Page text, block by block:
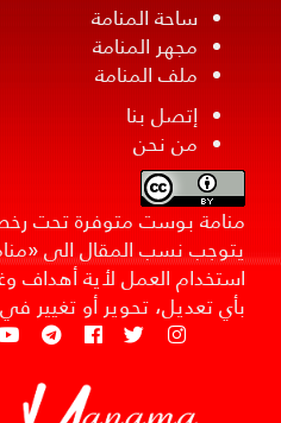
ساحة المنامة
مجهر المنامة
ملف المنامة
إتصل بنا
من نحن
يتوجب نسب المقال الى
استخدام العمل لأية أهداف
بأي تعديل، تحوير أو تغيير في